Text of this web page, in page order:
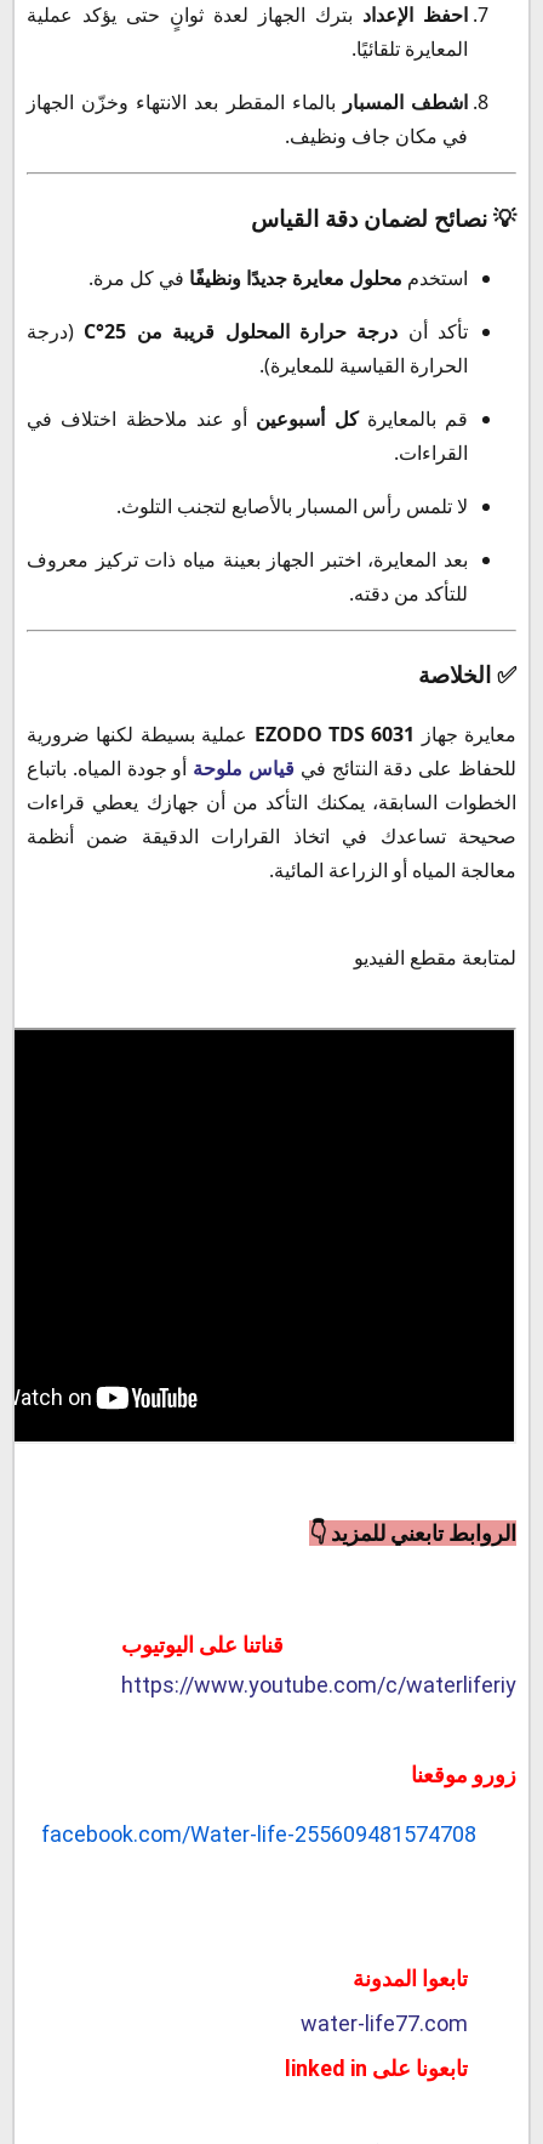
احفظ الإعداد بترك الجهاز لعدة ثوانٍ حتى يؤكد عملية
المعايرة تلقائيًا.
اشطف المسبار بالماء المقطر بعد الانتهاء وخزّن الجهاز
في مكان جاف ونظيف.
💡 نصائح لضمان دقة القياس
استخدم محلول معايرة جديدًا ونظيفًا في كل مرة.
تأكد أن درجة حرارة المحلول قريبة من 25°C
(درجة
الحرارة القياسية للمعايرة).
قم بالمعايرةكل أسبوعين أو عند ملاحظة اختلاف في
القراءات.
لا تلمس رأس المسبار بالأصابع لتجنب التلوث.
بعد المعايرة، اختبر الجهاز بعينة مياه ذات تركيز معروف
للتأكد من دقته.
✅ الخلاصة
معايرة جهاز EZODO TDS 6031 عملية بسيطة لكنها ضرورية
للحفاظ على دقة النتائج في قياس ملوحة أو جودة المياه. باتباع
الخطوات السابقة، يمكنك التأكد من أن جهازك يعطي قراءات
صحيحة تساعدك في اتخاذ القرارات الدقيقة ضمن أنظمة
معالجة المياه أو الزراعة المائية.
لمتابعة مقطع الفيديو
الروابط تابعني للمزيد 👇
قناتنا على اليوتيوب
https://www.youtube.com/c/waterliferiy
زورو موقعنا
facebook.com/Water-life-255609481574708
تابعوا المدونة
water-life77.com
تابعونا على linked in